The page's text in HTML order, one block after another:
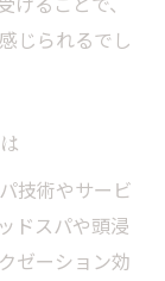
じられるでし
技術やサービ
ドスパや頭浸
ゼーション効